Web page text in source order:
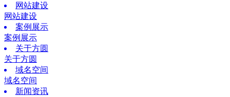
网站建设
网站建设
案例展示
案例展示
关于方圆
关于方圆
域名空间
域名空间
新闻资讯